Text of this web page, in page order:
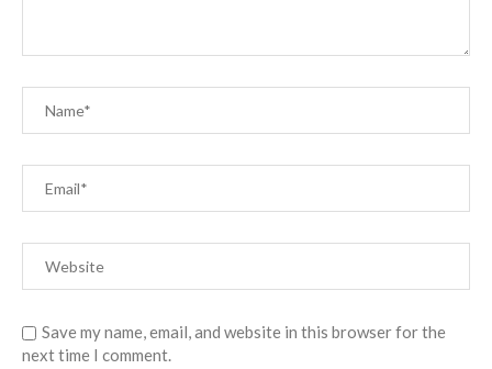
Save my name, email, and website in this browser for the
next time I comment.